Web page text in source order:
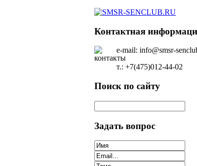
Контактная
e-mail: info@smsr-
т.: +7(475)012-44-02
Поиск по сайту
Задать вопрос